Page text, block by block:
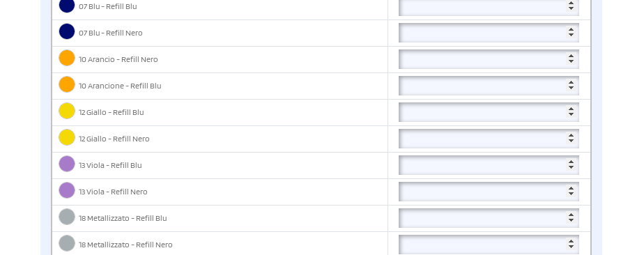
07 Blu - Refill Blu
07 Blu - Refill Nero
10 Arancio - Refill Nero
10 Arancione - Refill Blu
12 Giallo - Refill Blu
12 Giallo - Refill Nero
13 Viola - Refill Blu
13 Viola - Refill Nero
18 Metallizzato - Refill Blu
18 Metallizzato - Refill Nero